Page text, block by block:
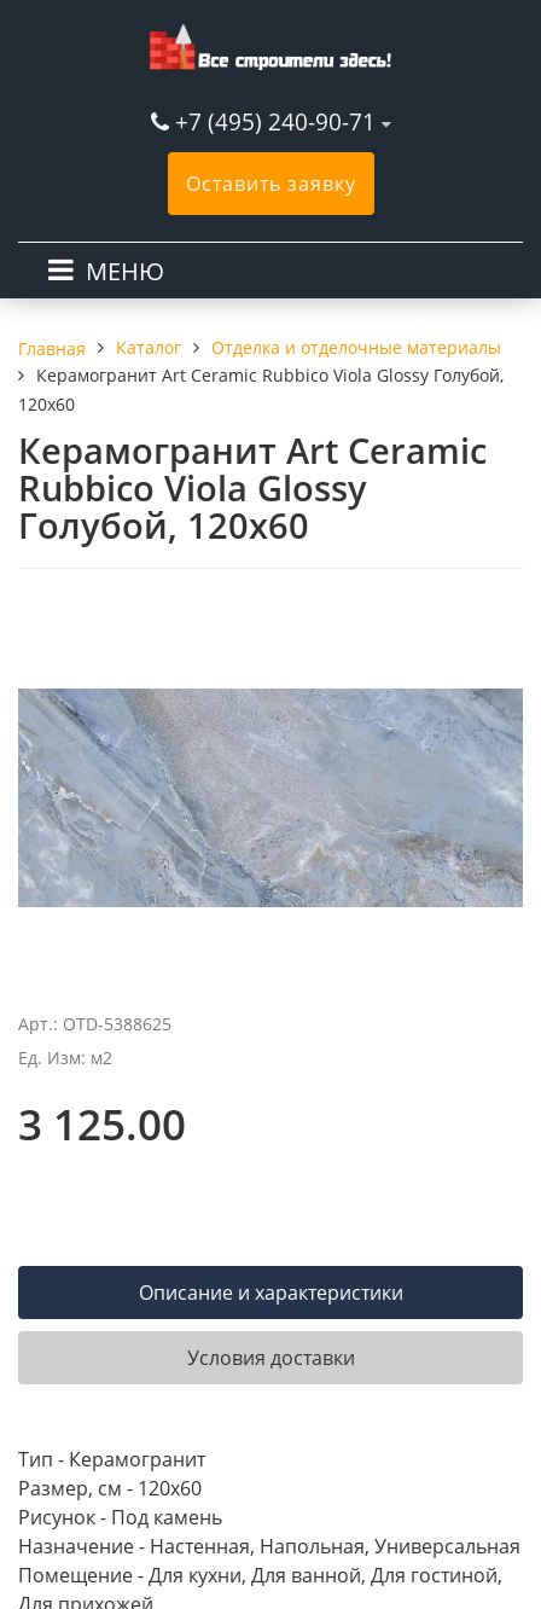
+7 (495) 240-90-71
Оставить заявку
МЕНЮ
Главная Каталог
Отделка и отделочные материалы
Керамогранит Art Ceramic Rubbico Viola Glossy Голубой,
120х60
Керамогранит Art Ceramic
Rubbico Viola Glossy
Голубой, 120х60
Арт.: OTD-5388625
Ед. Изм: м2
3 125.00
Описание и характеристики
Условия доставки
Тип - Керамогранит
Размер, см - 120х60
Рисунок - Под камень
Назначение - Настенная, Напольная, Универсальная
Помещение - Для кухни, Для ванной, Для гостиной,